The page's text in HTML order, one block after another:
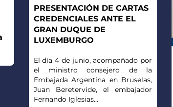
PRESENTACIÓN DE CARTAS
CREDENCIALES ANTE EL
GRAN DUQUE DE
LUXEMBURGO
El día 4 de junio, acompañado por
el ministro consejero de la
Embajada Argentina en Bruselas,
Juan Beretervide, el embajador
Fernando Iglesias...